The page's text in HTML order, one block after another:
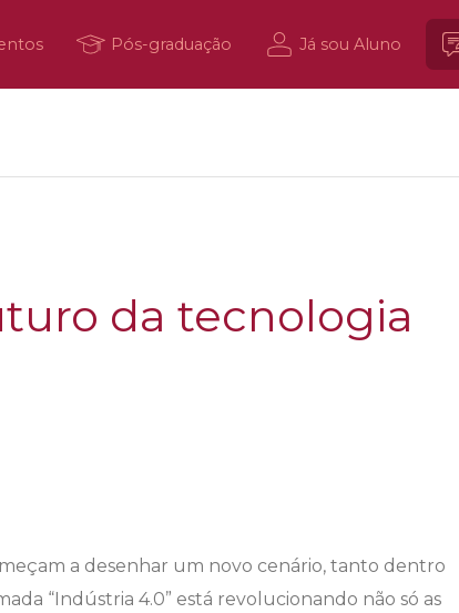
Pós-graduação Já sou Aluno
da tecnologia
a desenhar um novo cenário, tanto dentro
“Indústria 4.0” está revolucionando não só as